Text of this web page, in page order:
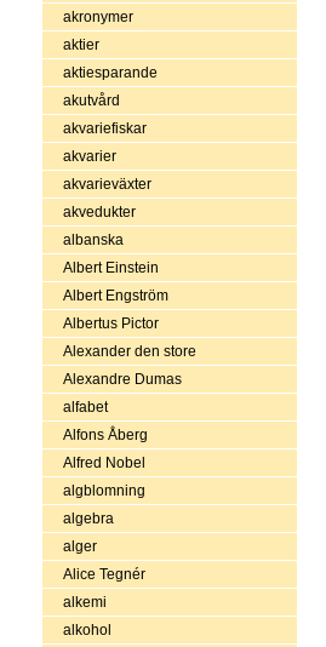
akronymer
aktier
aktiesparande
akutvård
akvariefiskar
akvarier
akvarieväxter
akvedukter
albanska
Albert Einstein
Albert Engström
Albertus Pictor
Alexander den store
Alexandre Dumas
alfabet
Alfons Åberg
Alfred Nobel
algblomning
algebra
alger
Alice Tegnér
alkemi
alkohol